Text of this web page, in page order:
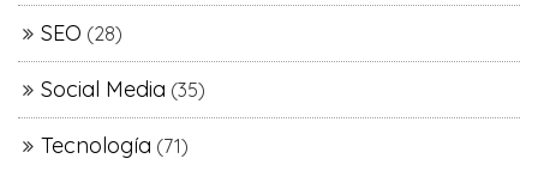
SEO (28)
Social Media (35)
Tecnología (71)